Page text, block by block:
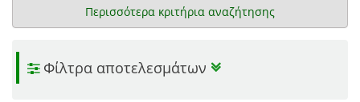
Περισσότερα κριτήρια αναζήτησης
Φίλτρα αποτελεσμάτων